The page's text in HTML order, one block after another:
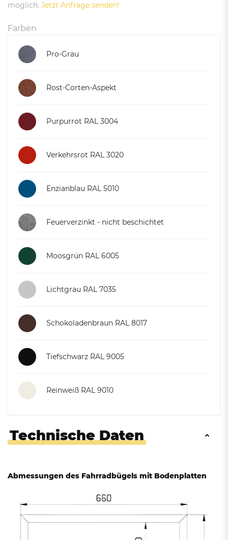
möglich. Jetzt Anfrage senden!
Farben
Pro-Grau
Rost-Corten-Aspekt
Purpurrot RAL 3004
Verkehrsrot RAL 3020
Enzianblau RAL 5010
Feuerverzinkt - nicht beschichtet
Moosgrün RAL 6005
Lichtgrau RAL 7035
Schokoladenbraun RAL 8017
Tiefschwarz RAL 9005
Reinweiß RAL 9010
Technische Daten
Abmessungen des Fahrradbügels mit Bodenplatten